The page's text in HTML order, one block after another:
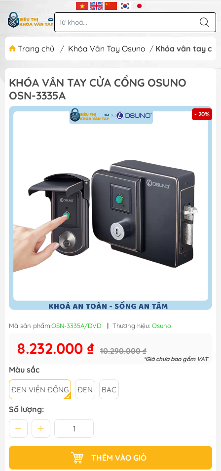
Trang chủ / Khóa Vân Tay Osuno / Khóa vân tay
KHÓA VÂN TAY CỬA CỔNG OSUNO
OSN-3335A
- 20%
Mã sản phẩm:OSN-3335A/DVD | Thương hiệu: Osuno
8.232.000 ₫ 10.290.000 ₫
*Giá chưa bao gồm VAT
Màu sắc
ĐEN VIỀN ĐỒNG ĐEN BẠC
Số lượng:
THÊM VÀO GIỎ